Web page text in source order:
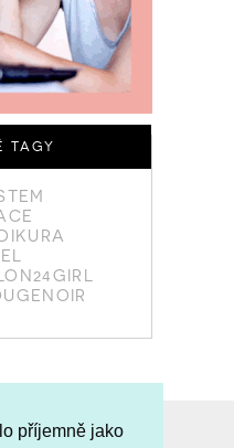
příjemně jako
TAGY